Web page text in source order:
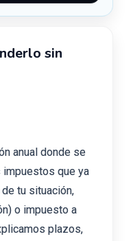
sin
anual donde se
que ya
tu situación,
o impuesto a
plazos,